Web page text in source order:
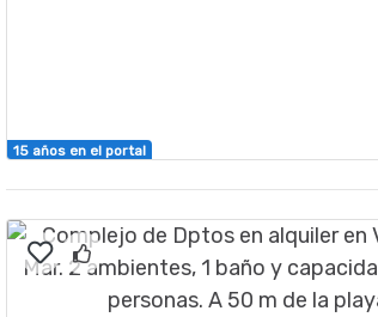
15 años en el portal